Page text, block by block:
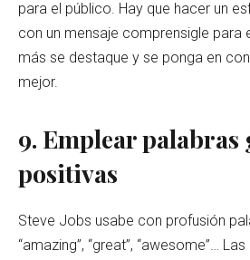
para el público. Hay que hacer un
con un mensaje comprensigle para
más se destaque y se ponga en
mejor.
9. Emplear palabras
positivas
Steve Jobs usabe con profusión
“amazing”, “great”, “awesome”…